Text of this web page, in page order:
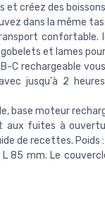
et créez des
dans la même
confortable.
et lames
C rechargeable
jusqu'à 2
base moteur
aux fuites à
de recettes. Poids :
L 85 mm. Le